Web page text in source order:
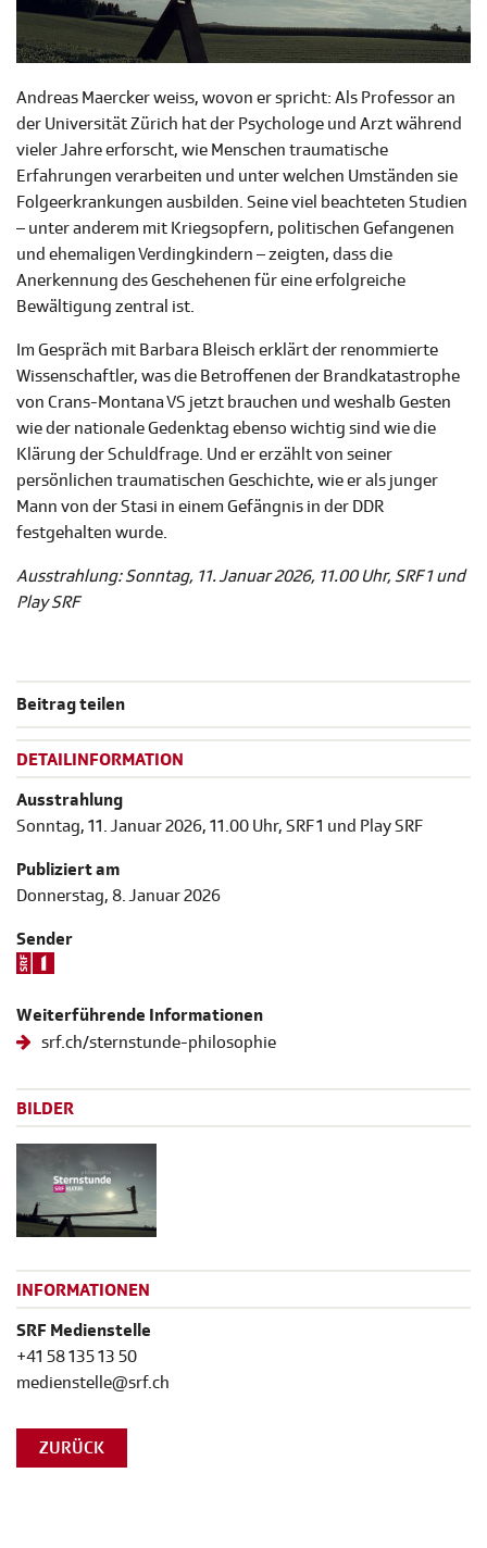
Andreas Maercker weiss, wovon er spricht: Als Professor an
der Universität Zürich hat der Psychologe und Arzt während
vieler Jahre erforscht, wie Menschen traumatische
Erfahrungen verarbeiten und unter welchen Umständen sie
Folgeerkrankungen ausbilden. Seine viel beachteten Studien
– unter anderem mit Kriegsopfern, politischen Gefangenen
und ehemaligen Verdingkindern – zeigten, dass die
Anerkennung des Geschehenen für eine erfolgreiche
Bewältigung zentral ist.
Im Gespräch mit Barbara Bleisch erklärt der renommierte
Wissenschaftler, was die Betroffenen der Brandkatastrophe
von Crans-Montana VS jetzt brauchen und weshalb Gesten
wie der nationale Gedenktag ebenso wichtig sind wie die
Klärung der Schuldfrage. Und er erzählt von seiner
persönlichen traumatischen Geschichte, wie er als junger
Mann von der Stasi in einem Gefängnis in der DDR
festgehalten wurde.
Ausstrahlung: Sonntag, 11. Januar 2026, 11.00 Uhr, SRF 1 und
Play SRF
Beitrag teilen
DETAILINFORMATION
Ausstrahlung
Sonntag, 11. Januar 2026, 11.00 Uhr, SRF 1 und Play SRF
Publiziert am
Donnerstag, 8. Januar 2026
Sender
Weiterführende Informationen
srf.ch/sternstunde-philosophie
BILDER
INFORMATIONEN
SRF Medienstelle
+41 58 135 13 50
medienstelle@srf.ch
ZURÜCK